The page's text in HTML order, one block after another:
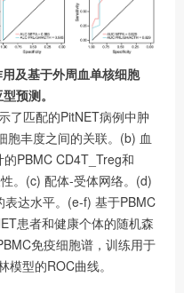
及基于外周血单核细胞
预测。
了匹配的PitNET病例中肿
胞丰度之间的关联。(b) 血
PBMC CD4T_Treg和
。(c) 配体-受体网络。(d)
达水平。(e-f) 基于PBMC
患者和健康个体的随机森
免疫细胞谱，训练用于
型的ROC曲线。